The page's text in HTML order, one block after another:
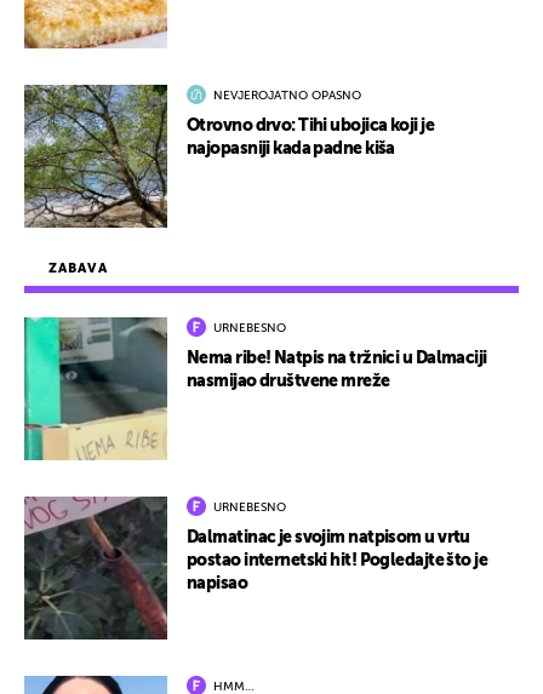
ZABAVA
URNEBESNO
Nema ribe! Natpis na tržnici u Dalmaciji
nasmijao društvene mreže
URNEBESNO
Dalmatinac je svojim natpisom u vrtu
postao internetski hit! Pogledajte što je
napisao
HMM…
NEVJEROJATNO OPASNO
Otrovno drvo: Tihi ubojica koji je
najopasniji kada padne kiša